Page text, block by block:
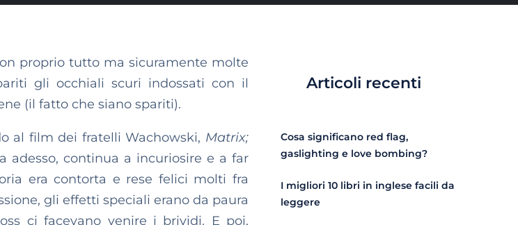
proprio tutto ma sicuramente molte
gli occhiali scuri indossati con il
(il fatto che siano spariti).
al film dei fratelli Wachowski, Matrix;
adesso, continua a incuriosire e a far
era contorta e rese felici molti fra
gli effetti speciali erano da paura
ci facevano venire i brividi. E poi,
Articoli recenti
Cosa significano red flag,
gaslighting e love bombing?
I migliori 10 libri in inglese facili da
leggere